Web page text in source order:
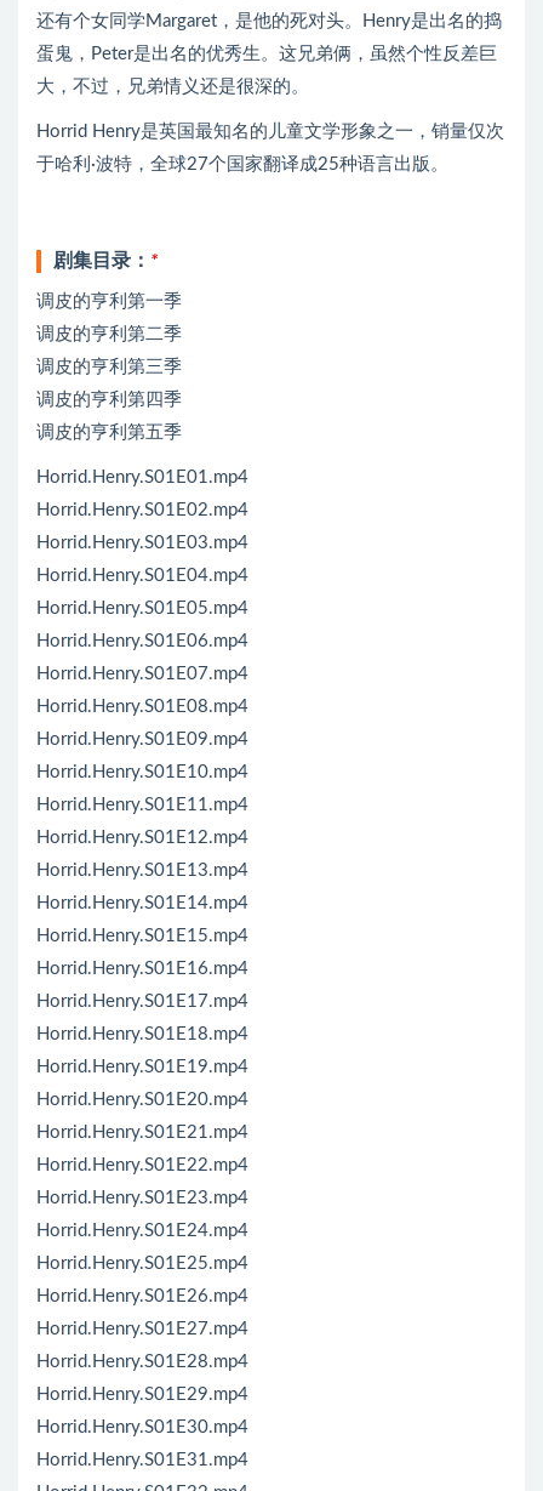
还有个女同学Margaret，是他的死对头。Henry是出名的捣
蛋鬼，Peter是出名的优秀生。这兄弟俩，虽然个性反差巨
大，不过，兄弟情义还是很深的。
Horrid Henry是英国最知名的儿童文学形象之一，销量仅次
于哈利·波特，全球27个国家翻译成25种语言出版。
剧集目录： *
调皮的亨利第一季
调皮的亨利第二季
调皮的亨利第三季
调皮的亨利第四季
调皮的亨利第五季
Horrid.Henry.S01E01.mp4
Horrid.Henry.S01E02.mp4
Horrid.Henry.S01E03.mp4
Horrid.Henry.S01E04.mp4
Horrid.Henry.S01E05.mp4
Horrid.Henry.S01E06.mp4
Horrid.Henry.S01E07.mp4
Horrid.Henry.S01E08.mp4
Horrid.Henry.S01E09.mp4
Horrid.Henry.S01E10.mp4
Horrid.Henry.S01E11.mp4
Horrid.Henry.S01E12.mp4
Horrid.Henry.S01E13.mp4
Horrid.Henry.S01E14.mp4
Horrid.Henry.S01E15.mp4
Horrid.Henry.S01E16.mp4
Horrid.Henry.S01E17.mp4
Horrid.Henry.S01E18.mp4
Horrid.Henry.S01E19.mp4
Horrid.Henry.S01E20.mp4
Horrid.Henry.S01E21.mp4
Horrid.Henry.S01E22.mp4
Horrid.Henry.S01E23.mp4
Horrid.Henry.S01E24.mp4
Horrid.Henry.S01E25.mp4
Horrid.Henry.S01E26.mp4
Horrid.Henry.S01E27.mp4
Horrid.Henry.S01E28.mp4
Horrid.Henry.S01E29.mp4
Horrid.Henry.S01E30.mp4
Horrid.Henry.S01E31.mp4